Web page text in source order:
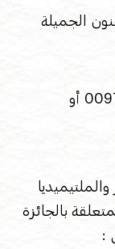
الجميلة
هاتف رقم 00971543077060 أو
بالجائزة
: